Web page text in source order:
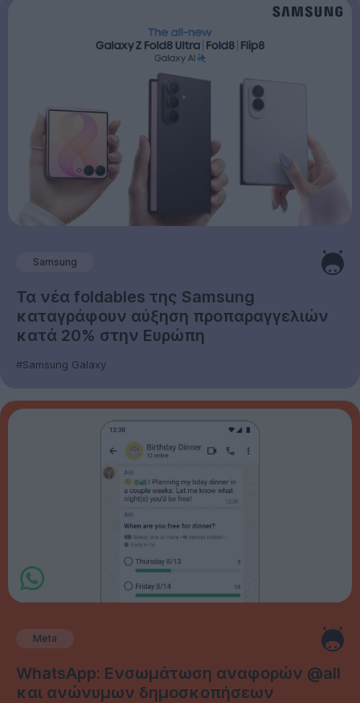
Samsung
Τα νέα foldables της Samsung
καταγράφουν αύξηση προπαραγγελιών
κατά 20% στην Ευρώπη
#Samsung Galaxy
Meta
WhatsApp: Ενσωμάτωση αναφορών @all
και ανώνυμων δημοσκοπήσεων